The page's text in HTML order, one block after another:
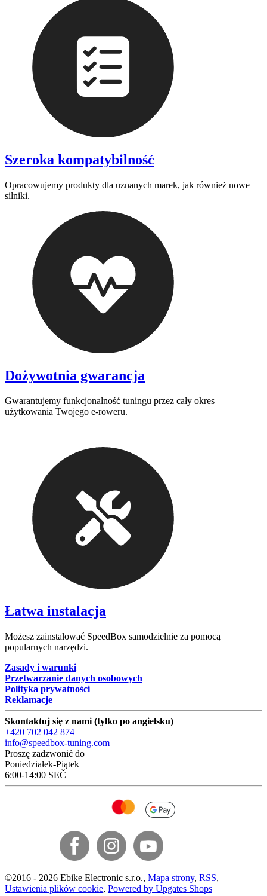
Szeroka kompatybilność
Opracowujemy produkty dla uznanych marek, jak również nowe
silniki.
Dożywotnia gwarancja
Gwarantujemy funkcjonalność tuningu przez cały okres
użytkowania Twojego e-roweru.
Łatwa instalacja
Możesz zainstalować SpeedBox samodzielnie za pomocą
popularnych narzędzi.
Zasady i warunki
Przetwarzanie danych osobowych
Polityka prywatności
Reklamacje
Skontaktuj się z nami (tylko po angielsku)
+420 702 042 874
info@speedbox-tuning.com
Proszę zadzwonić do
Poniedziałek-Piątek
6:00-14:00 SEČ
©2016 - 2026 Ebike Electronic s.r.o., Mapa strony, RSS,
Ustawienia plików cookie, Powered by Upgates Shops